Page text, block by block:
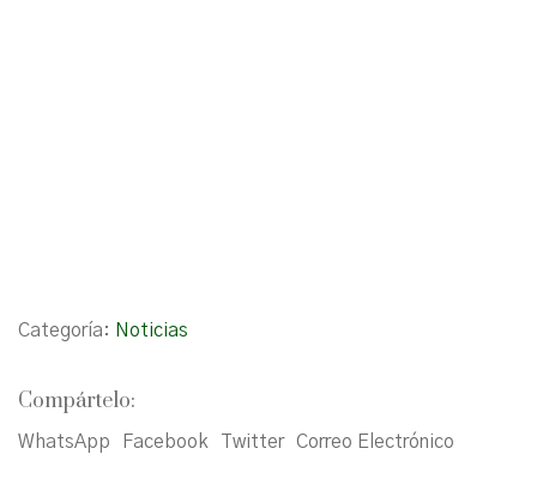
Categoría: Noticias
Compártelo:
WhatsApp Facebook Twitter Correo Electrónico